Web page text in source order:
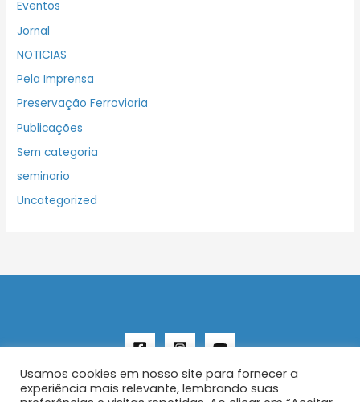
Eventos
Jornal
NOTICIAS
Pela Imprensa
Preservação Ferroviaria
Publicações
Sem categoria
seminario
Uncategorized
Usamos cookies em nosso site para fornecer a
experiência mais relevante, lembrando suas